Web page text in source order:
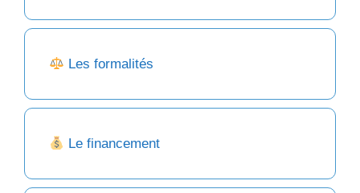
Les formalités
Le financement